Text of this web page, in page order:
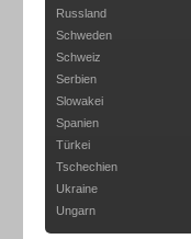
Russland
Schweden
Schweiz
Serbien
Slowakei
Spanien
Türkei
Tschechien
Ukraine
Ungarn